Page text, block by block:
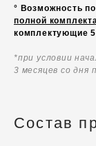
° Возможность
полной
комплектующие
*при условии
3 месяцев со дня
Состав